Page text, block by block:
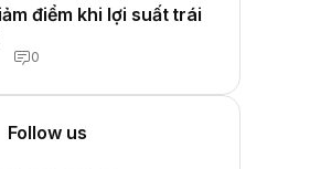
điểm khi lợi suất trái
0
Follow us